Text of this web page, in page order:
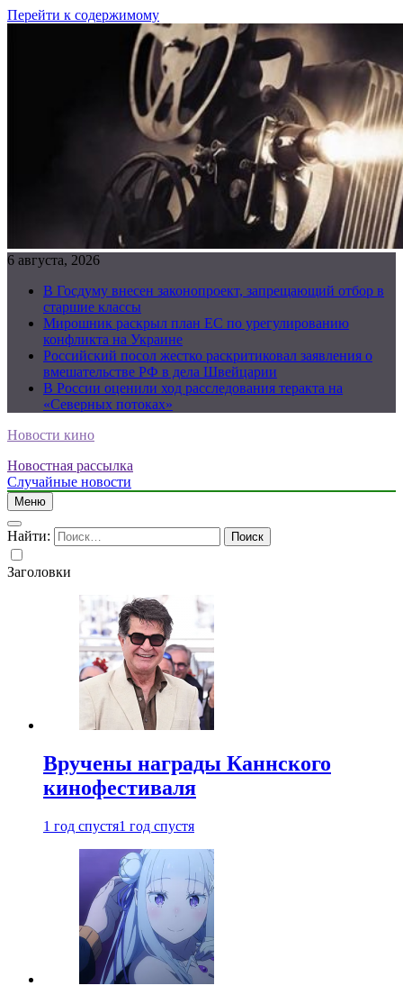
Перейти к содержимому
6 августа, 2026
В Госдуму внесен законопроект, запрещающий отбор в
старшие классы
Мирошник раскрыл план ЕС по урегулированию
конфликта на Украине
Российский посол жестко раскритиковал заявления о
вмешательстве РФ в дела Швейцарии
В России оценили ход расследования теракта на
«Северных потоках»
Новости кино
Новостная рассылка
Случайные новости
Меню
Найти:
Заголовки
Вручены награды Каннского
кинофестиваля
1 год спустя1 год спустя